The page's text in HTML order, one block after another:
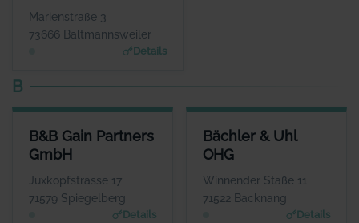
Marienstraße 3
73666 Baltmannsweiler
Details
B
B&B Gain Partners
GmbH
Juxkopfstrasse 17
71579 Spiegelberg
Details
B&B GAIN PARTNERS GMBH
Herr Hans Günter Lind
www.bb-gain.eu
Bächler & Uhl
OHG
Winnender Staße 11
71522 Backnang
Details
BÄCHLER & UHL OHG
Herr Andreas Uhl
WEBSITE
www.allianz.de